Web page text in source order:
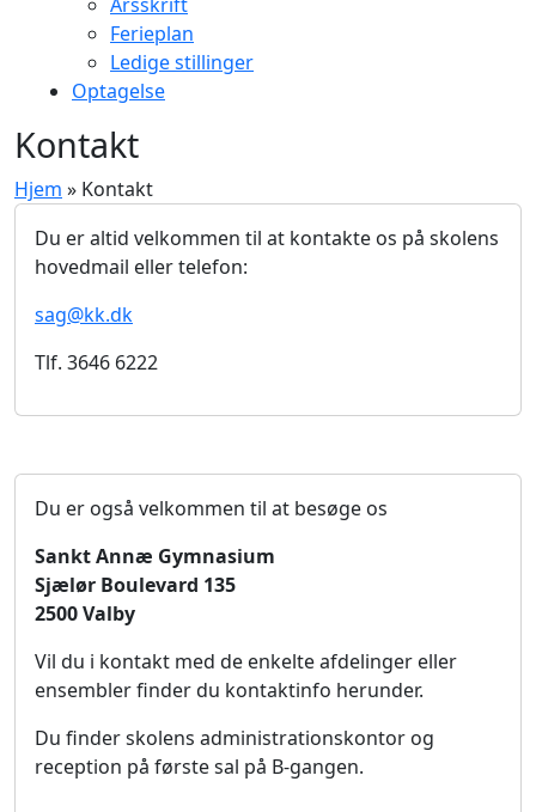
Ferieplan
Ledige stillinger
Optagelse
Kontakt
Hjem » Kontakt
Du er altid velkommen til at kontakte os på skolens
hovedmail eller telefon:
sag@kk.dk
Tlf. 3646 6222
Du er også velkommen til at besøge os
Sankt Annæ Gymnasium
Sjælør Boulevard 135
2500 Valby
Vil du i kontakt med de enkelte afdelinger eller
ensembler finder du kontaktinfo herunder.
Du finder skolens administrationskontor og
reception på første sal på B-gangen.